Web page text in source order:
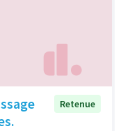
Retenue